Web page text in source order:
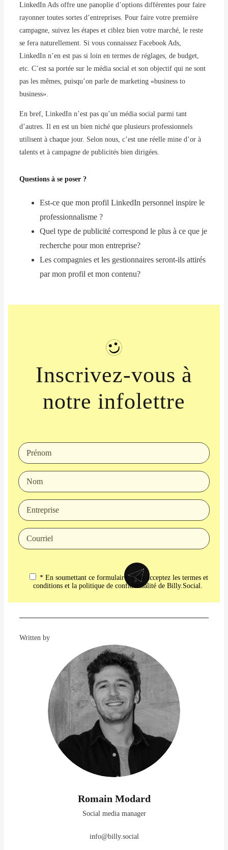
LinkedIn Ads offre une panoplie d’options différentes pour faire
rayonner toutes sortes d’entreprises. Pour faire votre première
campagne, suivez les étapes et ciblez bien votre marché, le reste
se fera naturellement. Si vous connaissez Facebook Ads,
LinkedIn n’en est pas si loin en termes de réglages, de budget,
etc. C’est sa portée sur le média social et son objectif qui ne sont
pas les mêmes, puisqu’on parle de marketing «business to
business».
En bref, LinkedIn n’est pas qu’un média social parmi tant
d’autres. Il en est un bien niché que plusieurs professionnels
utilisent à chaque jour. Selon nous, c’est une réelle mine d’or à
talents et à campagne de publicités bien dirigées.
Questions à se poser ?
Est-ce que mon profil LinkedIn personnel inspire le
professionnalisme ?
Quel type de publicité correspond le plus à ce que je
recherche pour mon entreprise?
Les compagnies et les gestionnaires seront-ils attirés
par mon profil et mon contenu?
Inscrivez-vous à
notre infolettre
* En soumettant ce formulaire, vous acceptez les termes et
conditions et la politique de confidentialité de Billy.Social.
Written by
Romain Modard
Social media manager
info@billy.social